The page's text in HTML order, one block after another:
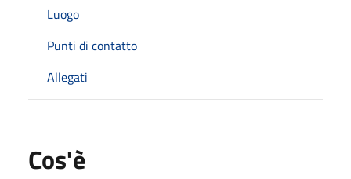
Luogo
Punti di contatto
Allegati
Cos'è